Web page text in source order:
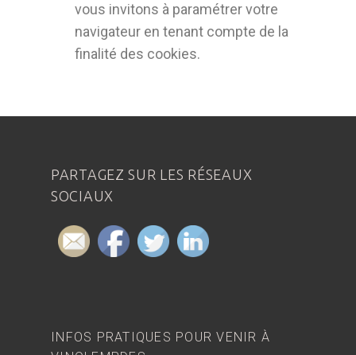
vous invitons à paramétrer votre
navigateur en tenant compte de la
finalité des cookies.
PARTAGEZ SUR LES RÉSEAUX
SOCIAUX
INFOS PRATIQUES POUR VENIR À